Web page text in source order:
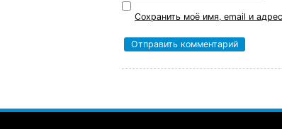
Сохранить моё имя, email и